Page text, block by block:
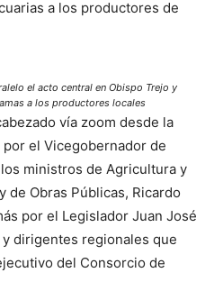
a los productores de
el acto central en Obispo Trejo y
a los productores locales
vía zoom desde la
el Vicegobernador de
ministros de Agricultura y
de Obras Públicas, Ricardo
por el Legislador Juan José
dirigentes regionales que
del Consorcio de